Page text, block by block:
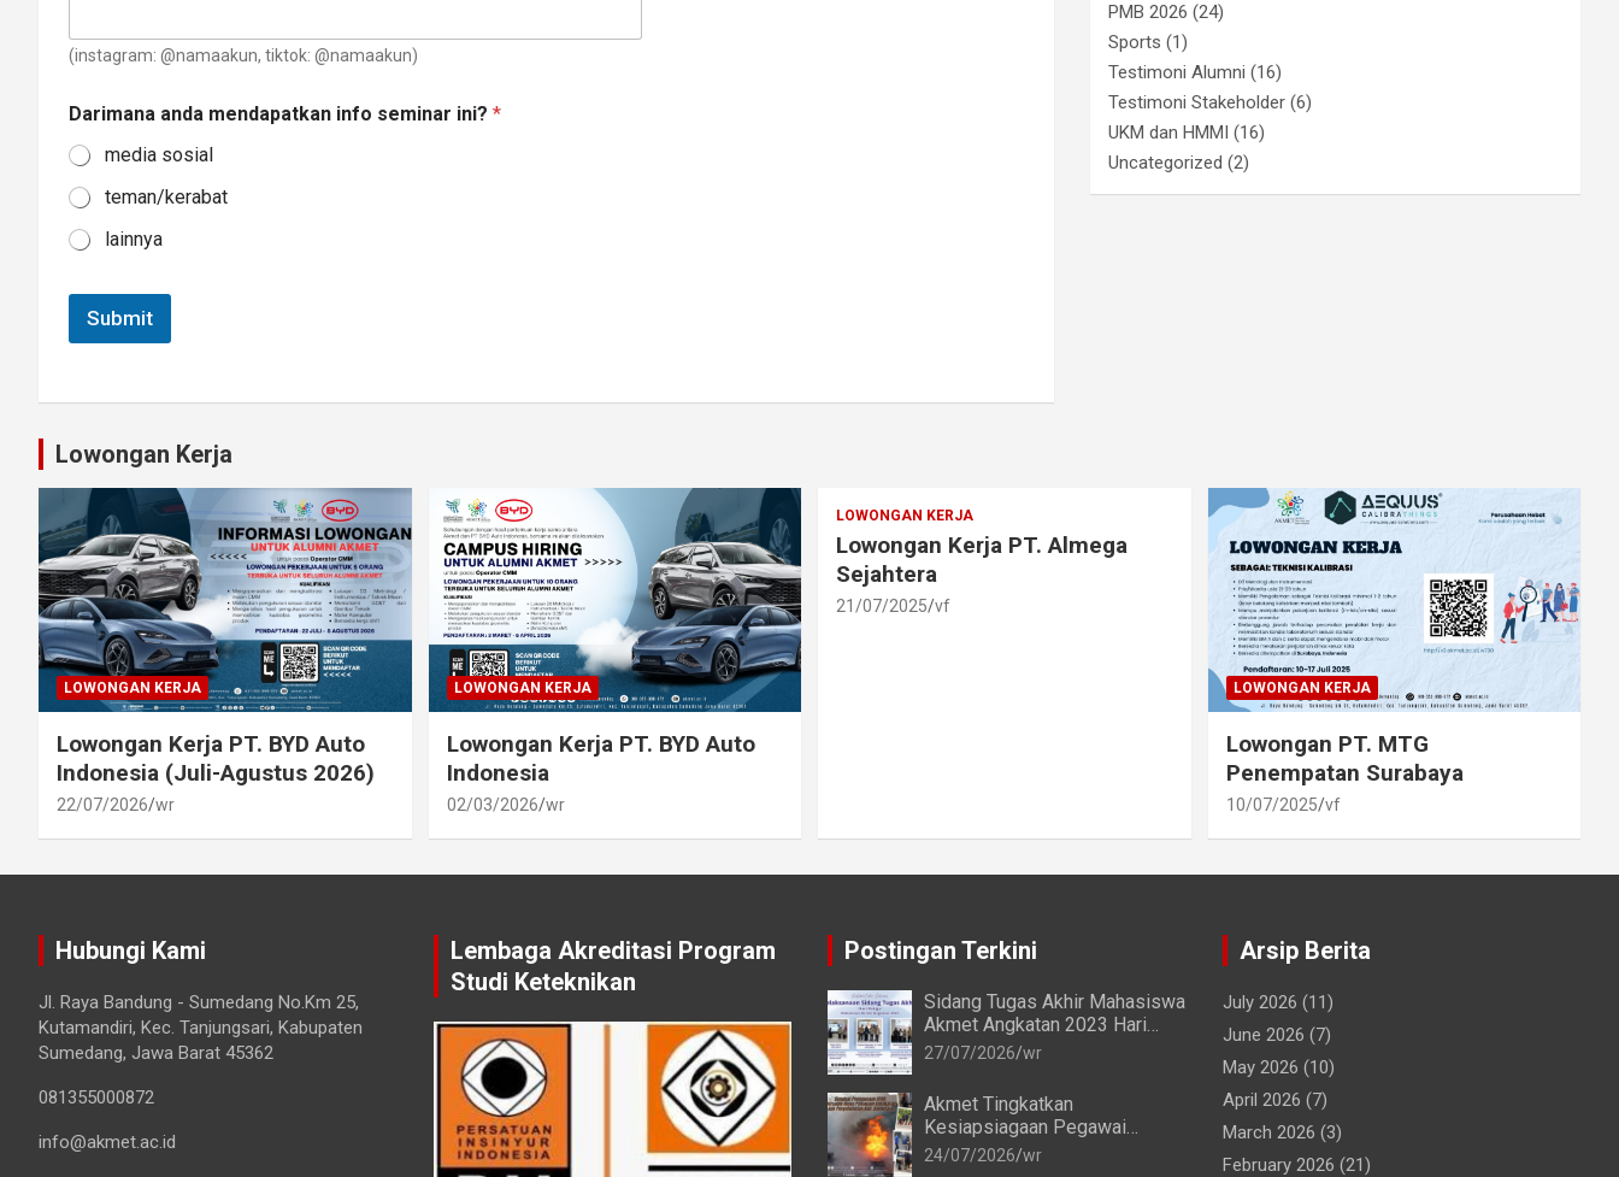
(instagram: @namaakun, tiktok: @namaakun)
Darimana anda mendapatkan info seminar ini? *
media sosial
teman/kerabat
lainnya
Submit
PMB 2026 (24)
Sports (1)
Testimoni Alumni (16)
Testimoni Stakeholder (6)
UKM dan HMMI (16)
Uncategorized (2)
Lowongan Kerja
LOWONGAN KERJA
Lowongan Kerja PT. BYD Auto
Indonesia (Juli-Agustus 2026)
22/07/2026 wr
LOWONGAN KERJA
Lowongan Kerja PT. BYD Auto
Indonesia
02/03/2026 wr
LOWONGAN KERJA
Lowongan Kerja PT. Almega
Sejahtera
21/07/2025 vf
LOWONGAN KERJA
Lowongan PT. MTG
Penempatan Surabaya
10/07/2025 vf
Hubungi Kami
Jl. Raya Bandung - Sumedang No.Km 25,
Kutamandiri, Kec. Tanjungsari, Kabupaten
Sumedang, Jawa Barat 45362
081355000872
info@akmet.ac.id
Lembaga Akreditasi Program
Studi Keteknikan
Postingan Terkini
Sidang Tugas Akhir Mahasiswa
Akmet Angkatan 2023 Hari
Ketiga Berlangsung Lancar
27/07/2026 wr
Akmet Tingkatkan
Kesiapsiagaan Pegawai
melalui Simulasi Penggunaan
24/07/2026 wr
Arsip Berita
July 2026 (11)
June 2026 (7)
May 2026 (10)
April 2026 (7)
March 2026 (3)
February 2026 (21)